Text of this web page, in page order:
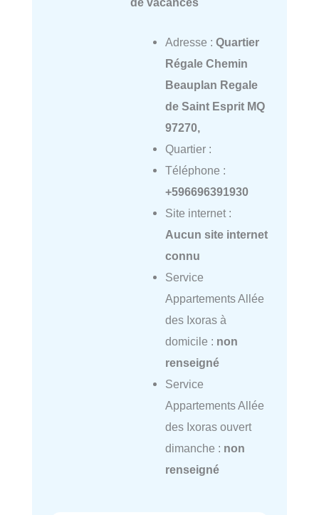
Adresse : Quartier
Régale Chemin
Beauplan Regale
de Saint Esprit MQ
97270,
Quartier :
Téléphone :
+596696391930
Site internet :
Aucun site internet
connu
Service
Appartements Allée
des Ixoras à
domicile : non
renseigné
Service
Appartements Allée
des Ixoras ouvert
dimanche : non
renseigné